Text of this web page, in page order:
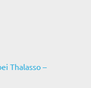
Thalasso –